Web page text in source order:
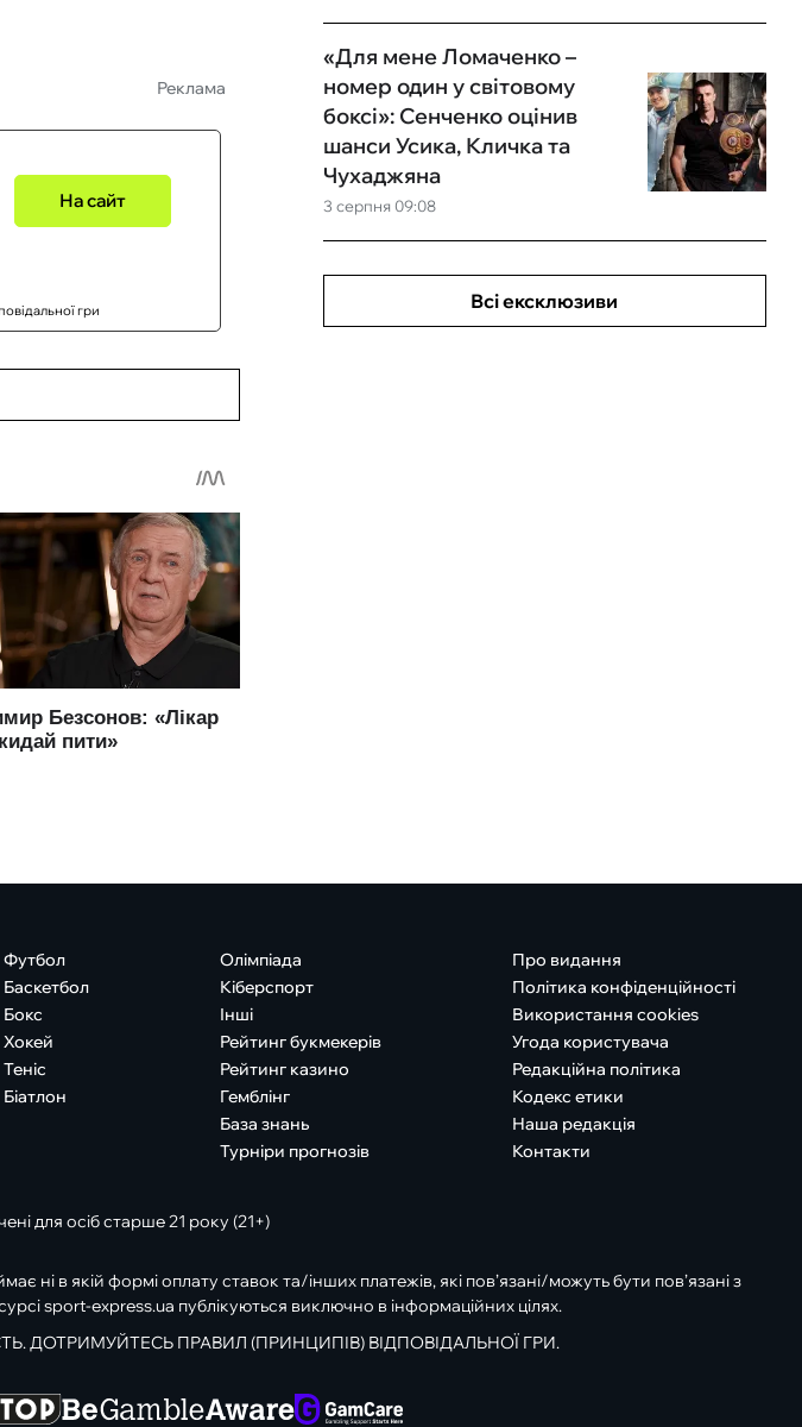
Реклама
На сайт
гри
3 серпня 09:08
«Для мене Ломаченко –
номер один у світовому
боксі»: Сенченко оцінив
шанси Усика, Кличка та
Чухаджяна
Всі ексклюзиви
Футбол
Баскетбол
Бокс
Хокей
Теніс
Біатлон
Олімпіада
Кіберспорт
Інші
Рейтинг букмекерів
Рейтинг казино
Гемблінг
База знань
Турніри прогнозів
Про видання
Політика конфіденційності
Використання cookies
Угода користувача
Редакційна політика
Кодекс етики
Наша редакція
Контакти
для осіб старше 21 року (21+)
ні в якій формі оплату ставок та/інших платежів, які пов’язані/можуть бути пов’язані з
sport-express.ua публікуються виключно в інформаційних цілях.
ДОТРИМУЙТЕСЬ ПРАВИЛ (ПРИНЦИПІВ) ВІДПОВІДАЛЬНОЇ ГРИ.